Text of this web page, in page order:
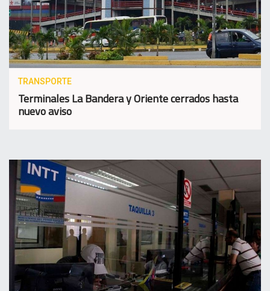
TRANSPORTE
Terminales La Bandera y Oriente cerrados hasta
nuevo aviso